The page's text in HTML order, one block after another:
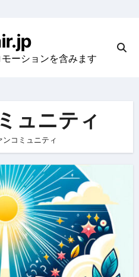
ーションを含みます
ュニティ
ンコミュニティ